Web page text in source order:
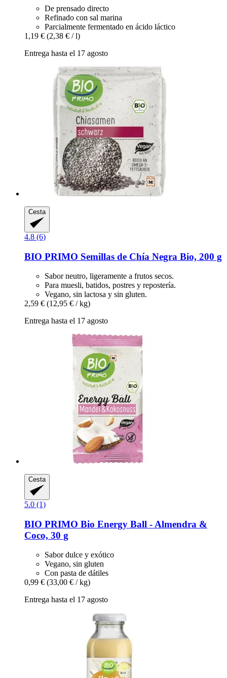
De prensado directo
Refinado con sal marina
Parcialmente fermentado en ácido láctico
1,19 € (2,38 € / l)
Entrega hasta el 17 agosto
Cesta
4.8 (6)
BIO PRIMO Semillas de Chía Negra Bio, 200 g
Sabor neutro, ligeramente a frutos secos.
Para muesli, batidos, postres y repostería.
Vegano, sin lactosa y sin gluten.
2,59 € (12,95 € / kg)
Entrega hasta el 17 agosto
Cesta
5.0 (1)
BIO PRIMO Bio Energy Ball -​ Almendra &
Coco, 30 g
Sabor dulce y exótico
Vegano, sin gluten
Con pasta de dátiles
0,99 € (33,00 € / kg)
Entrega hasta el 17 agosto